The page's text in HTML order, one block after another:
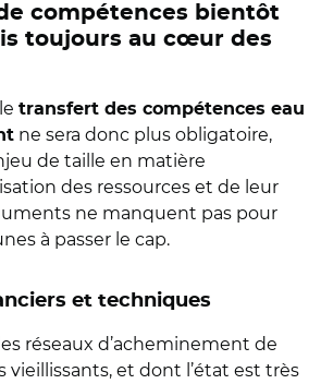
compétences bientôt
toujours au cœur des
transfert des compétences eau
ne sera donc plus obligatoire,
de taille en matière
des ressources et de leur
ne manquent pas pour
à passer le cap.
et techniques
réseaux d’acheminement de
vieillissants, et dont l’état est très